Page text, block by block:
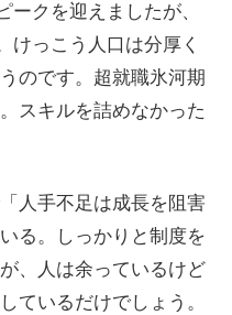
ークを迎えましたが、
けっこう人口は分厚く
のです。超就職氷河期
スキルを詰めなかった
人手不足は成長を阻害
る。しっかりと制度を
、人は余っているけど
しているだけでしょう。